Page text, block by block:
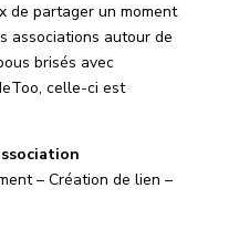
de partager un moment
associations autour de
brisés avec
celle-ci est
– Création de lien –